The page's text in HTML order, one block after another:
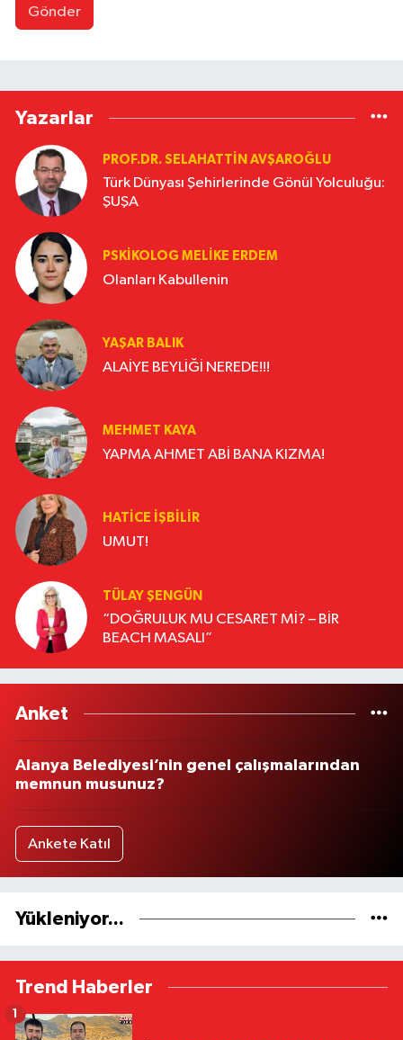
Gönder
Yazarlar
PROF.DR. SELAHATTIN AVŞAROĞLU
Türk Dünyası Şehirlerinde Gönül Yolculuğu:
ŞUŞA
PSKIKOLOG MELIKE ERDEM
Olanları Kabullenin
YAŞAR BALIK
ALAİYE BEYLİĞİ NEREDE!!!
MEHMET KAYA
YAPMA AHMET ABİ BANA KIZMA!
HATICE İŞBİLİR
UMUT!
TÜLAY ŞENGÜN
“DOĞRULUK MU CESARET Mİ? – BİR
BEACH MASALI”
Anket
Alanya Belediyesi’nin genel çalışmalarından
memnun musunuz?
Ankete Katıl
Yükleniyor...
Trend Haberler
1